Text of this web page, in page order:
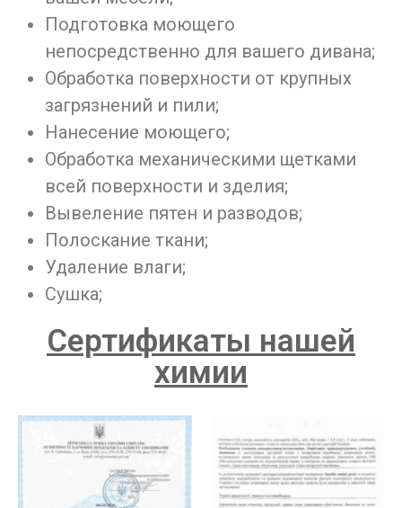
Подготовка моющего
непосредственно для вашего дивана;
Обработка поверхности от крупных
загрязнений и пили;
Нанесение моющего;
Обработка механическими щетками
всей поверхности и зделия;
Вывеление пятен и разводов;
Полоскание ткани;
Удаление влаги;
Сушка;
Сертификаты нашей
химии